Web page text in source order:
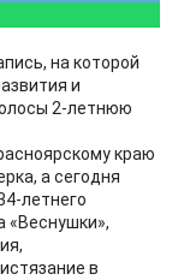
на которой
и
2-летнюю
краю
а сегодня
летнего
«Веснушки»,
в